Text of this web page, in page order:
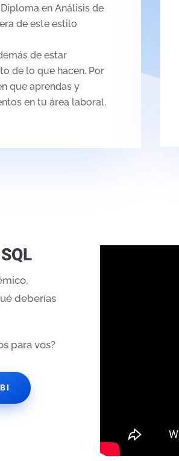
en Análisis de
de este estilo
de estar
de lo que hacen. Por
que aprendas y
en tu área laboral.
deberías
para vos?